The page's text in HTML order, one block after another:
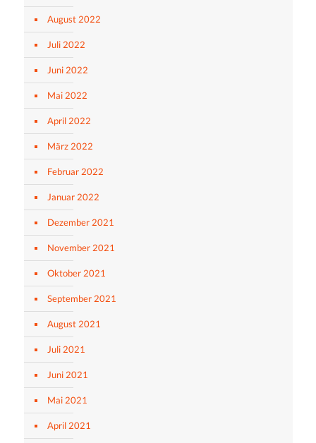
August 2022
Juli 2022
Juni 2022
Mai 2022
April 2022
März 2022
Februar 2022
Januar 2022
Dezember 2021
November 2021
Oktober 2021
September 2021
August 2021
Juli 2021
Juni 2021
Mai 2021
April 2021